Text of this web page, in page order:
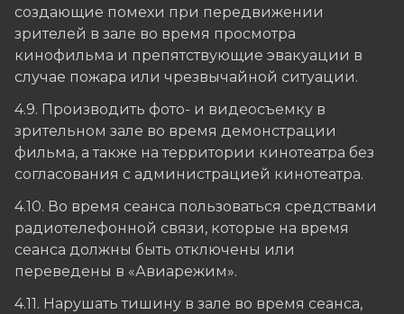
создающие помехи при передвижении
зрителей в зале во время просмотра
кинофильма и препятствующие эвакуации в
случае пожара или чрезвычайной ситуации.
4.9. Производить фото- и видеосъемку в
зрительном зале во время демонстрации
фильма, а также на территории кинотеатра без
согласования с администрацией кинотеатра.
4.10. Во время сеанса пользоваться средствами
радиотелефонной связи, которые на время
сеанса должны быть отключены или
переведены в «Авиарежим».
4.11. Нарушать тишину в зале во время сеанса,